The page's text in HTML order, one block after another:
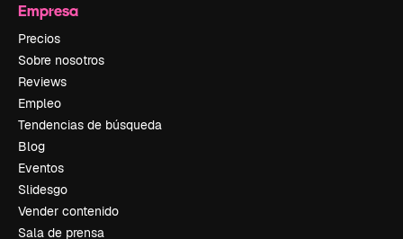
Empresa
Precios
Sobre nosotros
Reviews
Empleo
Tendencias de búsqueda
Blog
Eventos
Slidesgo
Vender contenido
Sala de prensa